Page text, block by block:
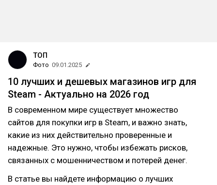
ТОП
Фото 09.01.2025
10 лучших и дешевых магазинов игр для
Steam - Актуально на 2026 год
В современном мире существует множество
сайтов для покупки игр в Steam, и важно знать,
какие из них действительно проверенные и
надежные. Это нужно, чтобы избежать рисков,
связанных с мошенничеством и потерей денег.
В статье вы найдете информацию о лучших